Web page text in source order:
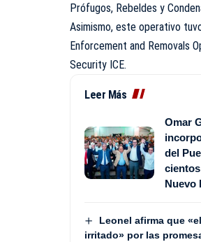
Prófugos, Rebeldes y
Asimismo, este operativo
Enforcement and Removals
Security ICE.
Leer Más
Omar
del
Nuevo
Leonel afirma que
irritado» por las